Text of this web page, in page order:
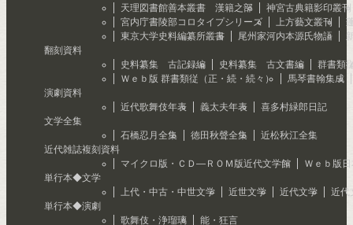
天理図書館善本叢書 漢籍之部
神宮古典籍影印叢刊
宮内庁書陵部コロタイプシリーズ
上方藝文叢刊
東京大学史料編纂所叢書
尾州家河内本源氏物語
翻刻資料
史料纂集 古記録編
史料纂集 古文書編
群書類
Ｗｅｂ版 群書類従（正・続・続々）
馬琴書翰集成
演劇資料
近代歌舞伎年表
義太夫年表
喜多村緑郎日記
文学全集
石橋忍月全集
徳田秋聲全集
近松秋江全集
近代雑誌複刻資料
マイクロ版・ＣＤ―ＲＯＭ版近代文学館
Ｗｅｂ版
単行本◆文学
上代・中古・中世文学
近世文学 近代文学
近代
単行本◆演劇
歌舞伎・浄瑠璃
能・狂言